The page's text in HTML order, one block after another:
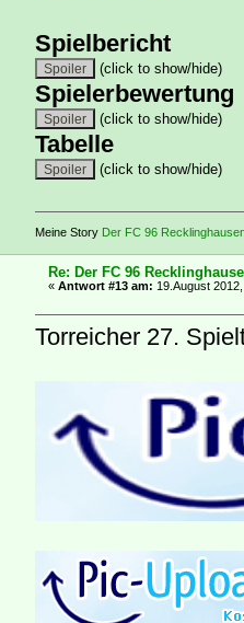
Spielbericht
(click to show/hide)
Spielerbewertung
(click to show/hide)
Tabelle
(click to show/hide)
Meine Story Der FC 96
Re: Der FC 96
«Antwort #13 am: 19.August
Torreicher 27.